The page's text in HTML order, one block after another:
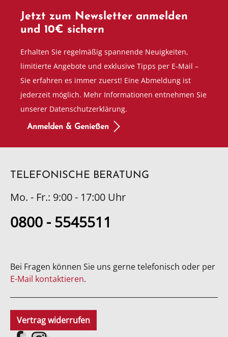
Jetzt zum Newsletter anmelden
und 10€ sichern
Erhalten Sie regelmäßig spannende Neuigkeiten,
limitierte Angebote und exklusive Tipps per E-Mail –
Sie erfahren es immer zuerst! Eine Abmeldung ist
jederzeit möglich. Mehr Informationen entnehmen Sie
unserer Datenschutzerklärung.
Anmelden & Genießen
TELEFONISCHE BERATUNG
Mo. - Fr.: 9:00 - 17:00 Uhr
0800 - 5545511
Bei Fragen können Sie uns gerne telefonisch oder per
E-Mail kontaktieren.
Vertrag widerrufen